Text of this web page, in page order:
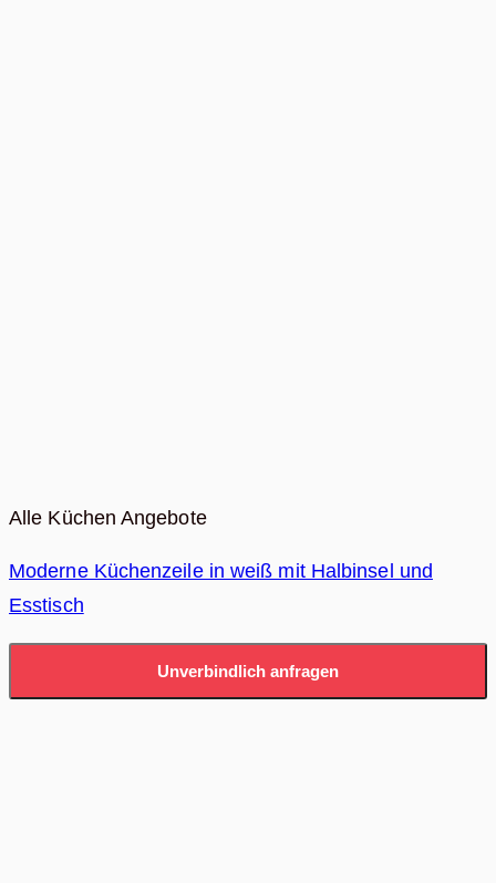
Alle Küchen Angebote
Moderne Küchenzeile in weiß mit Halbinsel und
Esstisch
Unverbindlich anfragen